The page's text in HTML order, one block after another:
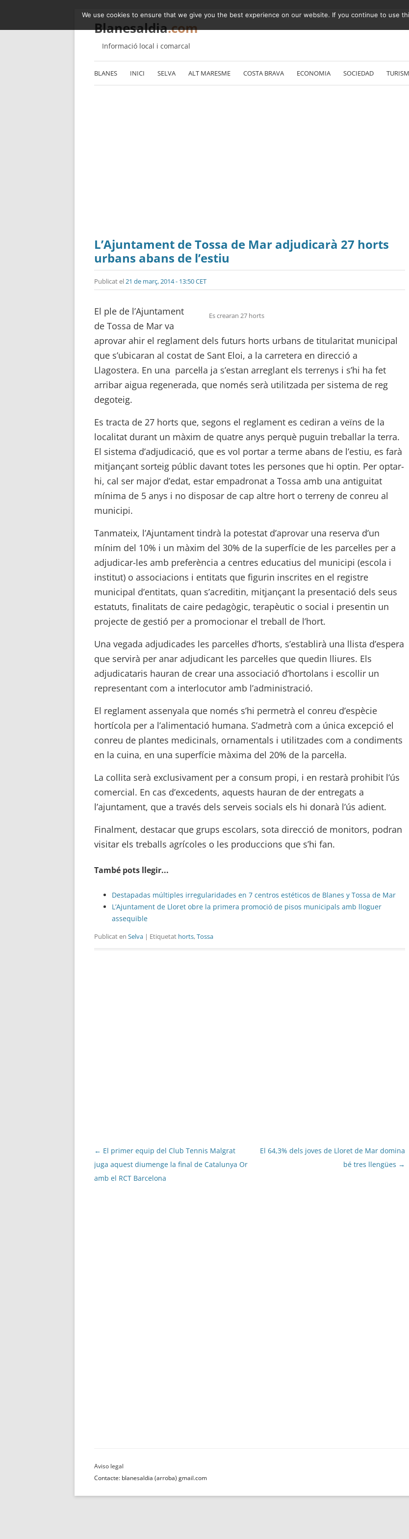
Blanesaldia.com
Informació local i comarcal
Vés
al
contingut
BLANES INICI SELVA ALT MARESME COSTA BRAVA ECONOMIA SOCIEDAD
L’Ajuntament de Tossa de Mar adjudicarà 27 horts
urbans abans de l’estiu
Publicat el21 de març, 2014 - 13:50 CET
Es crearan 27 horts
El ple de l’Ajuntament
de Tossa de Mar va
aprovar ahir el reglament dels futurs horts urbans de titularitat municipal
que s’ubicaran al costat de Sant Eloi, a la carretera en direcció a
Llagostera. En una parcel·la ja s’estan arreglant els terrenys i s’hi ha fet
arribar aigua regenerada, que només serà utilitzada per sistema de reg
degoteig.
Es tracta de 27 horts que, segons el reglament es cediran a veïns de la
localitat durant un màxim de quatre anys perquè puguin treballar la terra.
El sistema d’adjudicació, que es vol portar a terme abans de l’estiu, es farà
mitjançant sorteig públic davant totes les persones que hi optin. Per optar-
hi, cal ser major d’edat, estar empadronat a Tossa amb una antiguitat
mínima de 5 anys i no disposar de cap altre hort o terreny de conreu al
municipi.
Tanmateix, l’Ajuntament tindrà la potestat d’aprovar una reserva d’un
mínim del 10% i un màxim del 30% de la superfície de les parcel·les per a
adjudicar-les amb preferència a centres educatius del municipi (escola i
institut) o associacions i entitats que figurin inscrites en el registre
municipal d’entitats, quan s’acreditin, mitjançant la presentació dels seus
estatuts, finalitats de caire pedagògic, terapèutic o social i presentin un
projecte de gestió per a promocionar el treball de l’hort.
Una vegada adjudicades les parcel·les d’horts, s’establirà una llista d’espera
que servirà per anar adjudicant les parcel·les que quedin lliures. Els
adjudicataris hauran de crear una associació d’hortolans i escollir un
representant com a interlocutor amb l’administració.
El reglament assenyala que només s’hi permetrà el conreu d’espècie
hortícola per a l’alimentació humana. S’admetrà com a única excepció el
conreu de plantes medicinals, ornamentals i utilitzades com a condiments
en la cuina, en una superfície màxima del 20% de la parcel·la.
La collita serà exclusivament per a consum propi, i en restarà prohibit l’ús
comercial. En cas d’excedents, aquests hauran de der entregats a
l’ajuntament, que a través dels serveis socials els hi donarà l’ús adient.
Finalment, destacar que grups escolars, sota direcció de monitors, podran
visitar els treballs agrícoles o les produccions que s’hi fan.
També pots llegir...
Destapadas múltiples irregularidades en 7 centros estéticos de Blanes y Tossa de Mar
L’Ajuntament de Lloret obre la primera promoció de pisos municipals amb lloguer
assequible
Publicat en Selva | Etiquetat horts,Tossa
Navegació
per
les
← El primer equip del Club Tennis Malgrat
juga aquest diumenge la final de Catalunya Or
amb el RCT Barcelona
El 64,3% dels joves de Lloret de Mar domina
bé tres llengües →
Contacte: blanesaldia (arroba) gmail.com
We use cookies to ensure that we give you the best experience on our website. If you continue to use